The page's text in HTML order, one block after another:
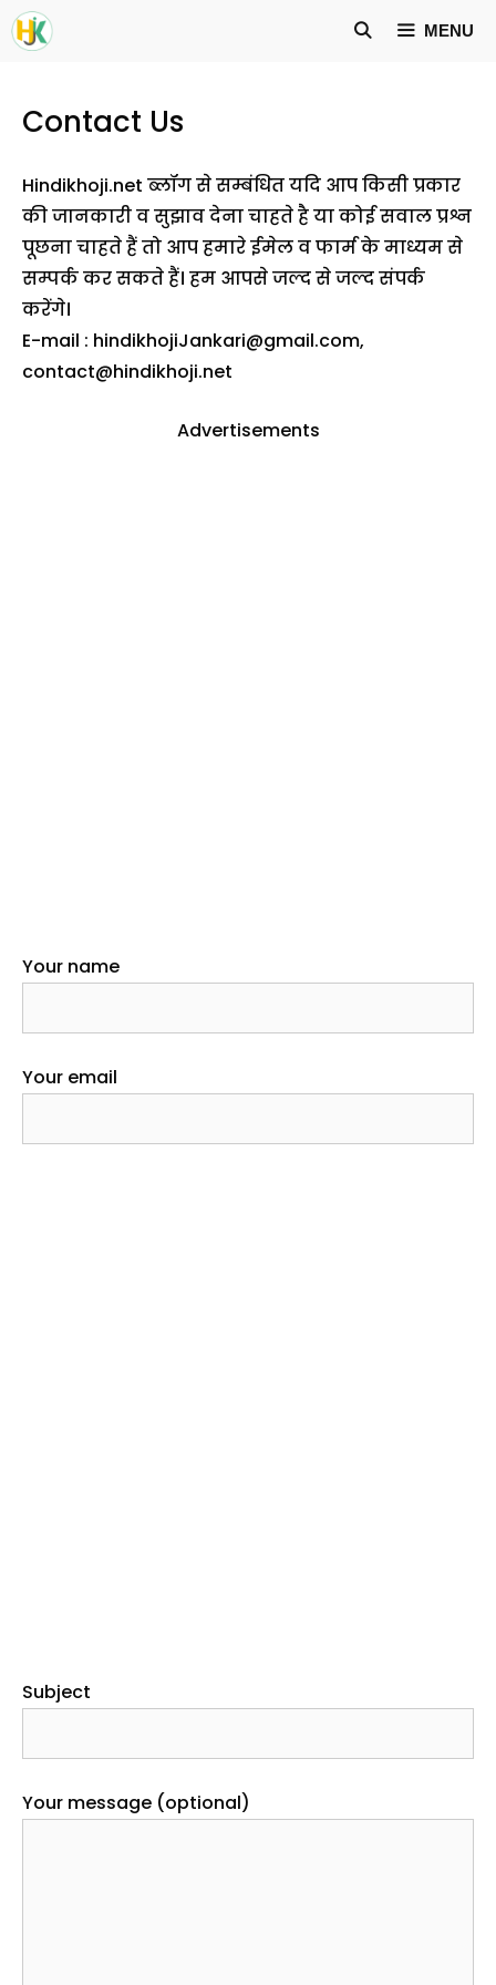
Skip
to
MENU
Contact Us
Hindikhoji.net ब्लॉग से सम्बंधित यदि आप किसी प्रकार
की जानकारी व सुझाव देना चाहते है या कोई सवाल प्रश्न
पूछना चाहते हैं तो आप हमारे ईमेल व फार्म के माध्यम से
सम्पर्क कर सकते हैं। हम आपसे जल्द से जल्द संपर्क
करेंगे।
E-mail : hindikhojiJankari@gmail.com,
contact@hindikhoji.net
Advertisements
Your name
Your email
Subject
Your message (optional)